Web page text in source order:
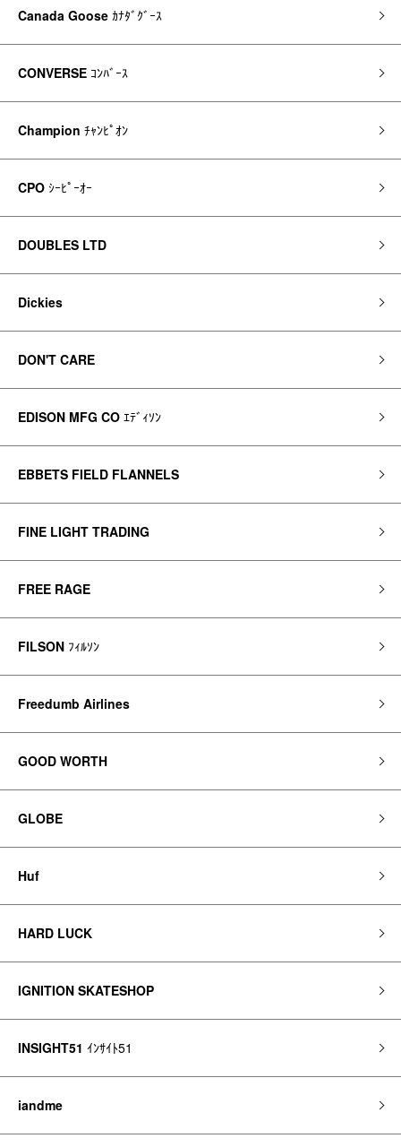
Canada Goose ｶﾅﾀﾞｸﾞｰｽ
CONVERSE ｺﾝﾊﾞｰｽ
Champion ﾁｬﾝﾋﾟｵﾝ
CPO ｼｰﾋﾟｰｵｰ
DOUBLES LTD
Dickies
DON'T CARE
EDISON MFG CO ｴﾃﾞｨｿﾝ
EBBETS FIELD FLANNELS
FINE LIGHT TRADING
FREE RAGE
FILSON ﾌｨﾙｿﾝ
Freedumb Airlines
GOOD WORTH
GLOBE
Huf
HARD LUCK
IGNITION SKATESHOP
INSIGHT51 ｲﾝｻｲﾄ51
iandme